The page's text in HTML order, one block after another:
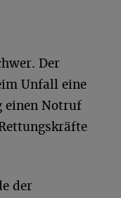
Der
Unfall eine
einen Notruf
der